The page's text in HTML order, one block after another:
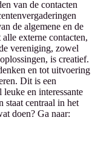
van de contacten
de algemene en de
externe contacten,
vereniging, zowel
is creatief.
en tot uitvoering
Dit is een
en interessante
staat centraal in het
doen? Ga naar: